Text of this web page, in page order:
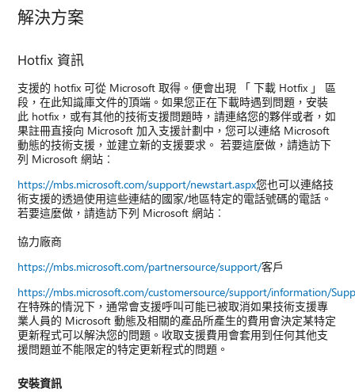
解決方案
Hotfix 資訊
支援的 hotfix 可從 Microsoft 取得。便會出現 「 下載 Hotfix 」 區
段，在此知識庫文件的頂端。如果您正在下載時遇到問題，安裝
此 hotfix，或有其他的技術支援問題時，請連絡您的夥伴或者，如
果註冊直接向 Microsoft 加入支援計劃中，您可以連絡 Microsoft
動態的技術支援，並建立新的支援要求。 若要這麼做，請造訪下
列 Microsoft 網站︰
https://mbs.microsoft.com/support/newstart.aspx您也可以連絡技
術支援的透過使用這些連結的國家/地區特定的電話號碼的電話。
若要這麼做，請造訪下列 Microsoft 網站︰
協力廠商
https://mbs.microsoft.com/partnersource/support/客戶
https://mbs.microsoft.com/customersource/support/information/
在特殊的情況下，通常會支援呼叫可能已被取消如果技術支援專
業人員的 Microsoft 動態及相關的產品所產生的費用會決定某特定
更新程式可以解決您的問題。收取支援費用會套用到任何其他支
援問題並不能限定的特定更新程式的問題。
安裝資訊